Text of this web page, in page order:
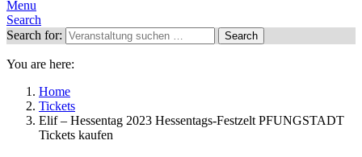
Menu
Search
Search for:
Search
You are here:
Home
Tickets
Elif – Hessentag 2023 Hessentags-Festzelt PFUNGSTADT
Tickets kaufen